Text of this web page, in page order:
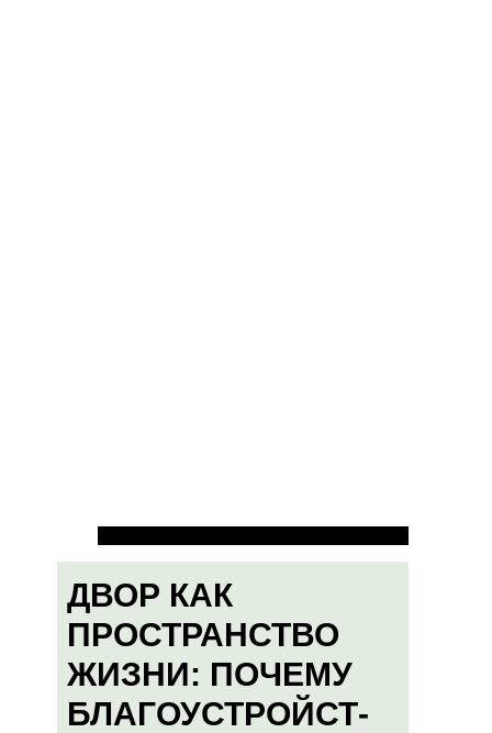
ДВОР КАК
ПРОСТРАНСТВО
ЖИЗНИ: ПОЧЕМУ
БЛАГОУСТРОЙСТ-